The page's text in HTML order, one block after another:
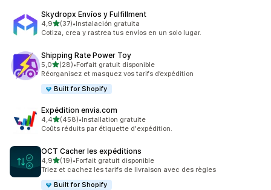
Skydropx Envíos y Fulfillment
4,9étoile(s) sur 5
(37)
37 avis au total
•Instalación gratuita
Cotiza, crea y rastrea tus envíos en un solo lugar.
Shipping Rate Power Toy
5,0étoile(s) sur 5
(28)
28 avis au total
•Forfait gratuit disponible
Réorganisez et masquez vos tarifs d’expédition
Built for Shopify
Expédition envia.com
4,4étoile(s) sur 5
(458)
458 avis au total
•Installation gratuite
Coûts réduits par étiquette d'expédition.
OCT Cacher les expéditions
4,9étoile(s) sur 5
(19)
19 avis au total
•Forfait gratuit disponible
Triez et cachez les tarifs de livraison avec des règles
Built for Shopify